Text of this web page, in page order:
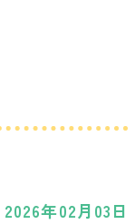
2026年02月03日